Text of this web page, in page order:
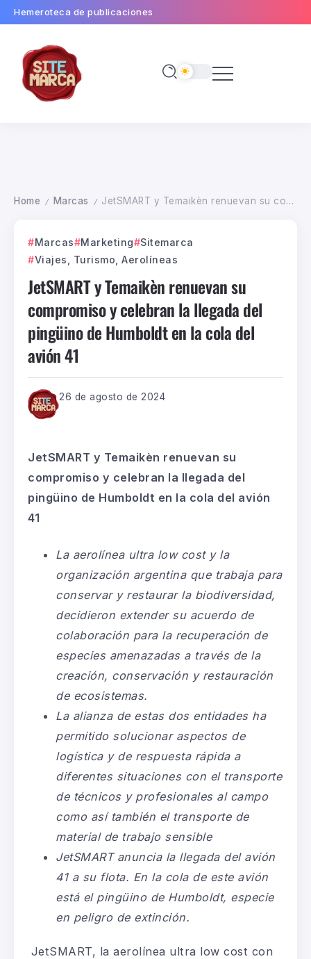
Hemeroteca de publicaciones
Home / Marcas / JetSMART y Temaikèn renuevan su compromiso y celebran la llegada del pingüino de Humboldt en la cola del avión 41
Marcas Marketing
Sitemarca
Viajes, Turismo, Aerolíneas
JetSMART y Temaikèn renuevan su
compromiso y celebran la llegada del
pingüino de Humboldt en la cola del
avión 41
26 de agosto de 2024
JetSMART y Temaikèn renuevan su
compromiso y celebran la llegada del
pingüino de Humboldt en la cola del avión
41
La aerolínea ultra low cost y la
organización argentina que trabaja para
conservar y restaurar la biodiversidad,
decidieron extender su acuerdo de
colaboración para la recuperación de
especies amenazadas a través de la
creación, conservación y restauración
de ecosistemas.
La alianza de estas dos entidades ha
permitido solucionar aspectos de
logística y de respuesta rápida a
diferentes situaciones con el transporte
de técnicos y profesionales al campo
como así también el transporte de
material de trabajo sensible
JetSMART anuncia la llegada del avión
41 a su flota. En la cola de este avión
está el pingüino de Humboldt, especie
en peligro de extinción.
JetSMART, la aerolínea ultra low cost con